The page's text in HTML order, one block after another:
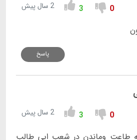
0
3 2 سال پیش
پاسخ
0
3 2 سال پیش
طاعت وماندن در شعب ابی طالب